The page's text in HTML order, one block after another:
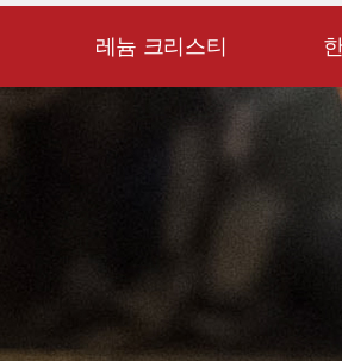
레늄 크리스티